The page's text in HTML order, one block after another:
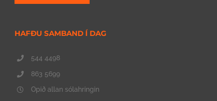
HAFÐU SAMBAND Í DAG
544 4498
863 5699
Opið allan sólahringin